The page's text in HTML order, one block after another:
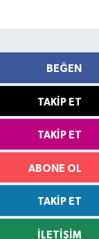
BEĞEN
TAKIP ET
TAKIP ET
ABONE OL
TAKIP ET
İLETIŞIM